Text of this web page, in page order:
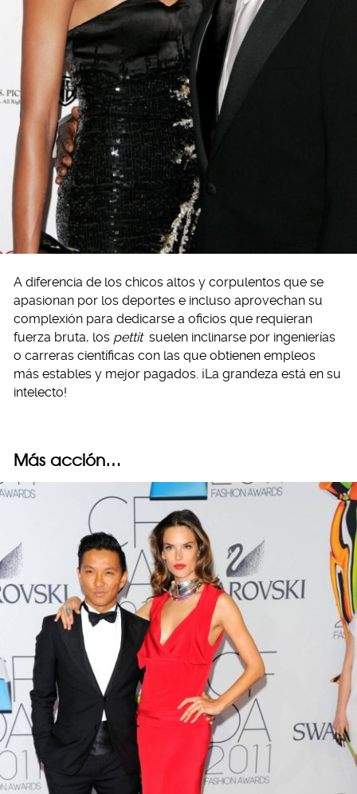
A diferencia de los chicos altos y corpulentos que se
apasionan por los deportes e incluso aprovechan su
complexión para dedicarse a oficios que requieran
fuerza bruta, los pettit suelen inclinarse por ingenierías
o carreras científicas con las que obtienen empleos
más estables y mejor pagados. ¡La grandeza está en su
intelecto!
Más acción…